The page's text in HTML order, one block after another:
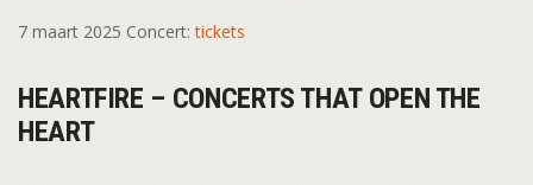
7 maart 2025 Concert:tickets
HEARTFIRE – CONCERTS THAT OPEN THE
HEART